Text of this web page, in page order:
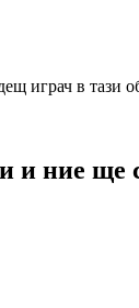
играч в тази
и ние ще